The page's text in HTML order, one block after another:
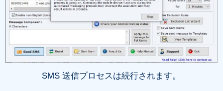
SMS 送信プロセスは続行されます。